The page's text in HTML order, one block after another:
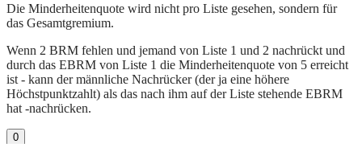
Die Minderheitenquote wird nicht pro Liste gesehen, sondern für
das Gesamtgremium.
Wenn 2 BRM fehlen und jemand von Liste 1 und 2 nachrückt und
durch das EBRM von Liste 1 die Minderheitenquote von 5 erreicht
ist - kann der männliche Nachrücker (der ja eine höhere
Höchstpunktzahlt) als das nach ihm auf der Liste stehende EBRM
hat -nachrücken.
0